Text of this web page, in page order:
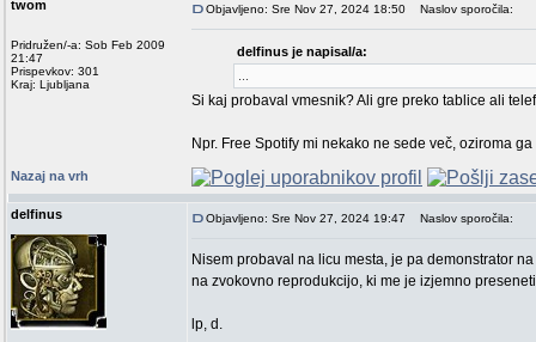
twom
Pridružen/-a: Sob Feb 2009
21:47
Prispevkov: 301
Kraj: Ljubljana
Objavljeno: Sre Nov 27, 2024 18:50 Naslov sporočila:
delfinus je napisal/a:
Si kaj probaval vmesnik? Ali gre preko tablice ali
Npr. Free Spotify mi nekako ne sede več, oziroma
Nazaj na vrh
delfinus Objavljeno: Sre Nov 27, 2024 19:47 Naslov sporočila:
Nisem probaval na licu mesta, je pa demonstrator
na zvokovno reprodukcijo, ki me je izjemno
lp, d.